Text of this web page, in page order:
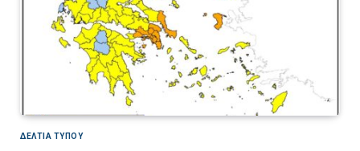
ΔΕΛΤΙΑ ΤΥΠΟΥ